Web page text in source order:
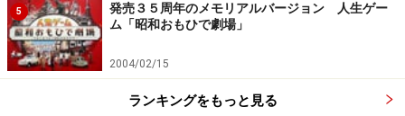
5
発売３５周年のメモリアルバージョン 人生ゲー
ム「昭和おもひで劇場」
2004/02/15
ランキングをもっと見る